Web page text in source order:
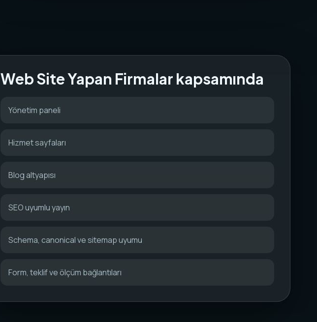
Web Site Yapan Firmalar kapsamında
Yönetim paneli
Hizmet sayfaları
Blog altyapısı
SEO uyumlu yayın
Schema, canonical ve sitemap uyumu
Form, teklif ve ölçüm bağlantıları